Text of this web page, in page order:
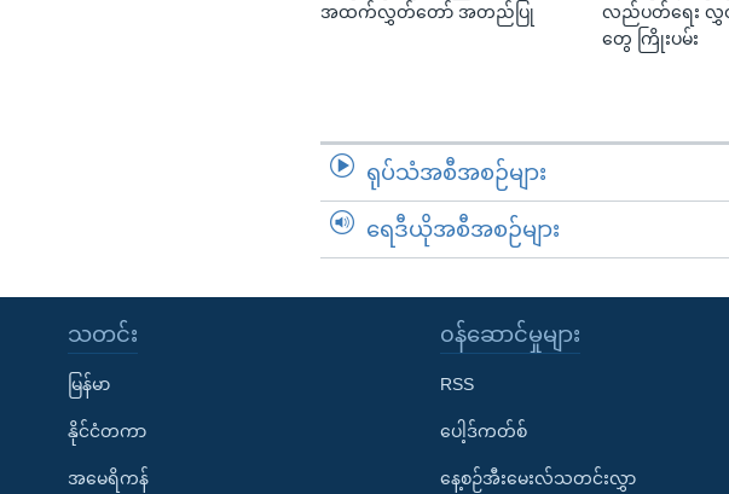
အထက်လွှတ်တော် အတည်ပြု
လည်ပတ်ရေး
တွေ ကြိုးပမ်း
ရုပ်သံအစီအစဉ်များ
ရေဒီယိုအစီအစဉ်များ
သတင်း
မြန်မာ
နိုင်ငံတကာ
အမေရိကန်
၀န်ဆောင်မှုများ
RSS
ပေါ့ဒ်ကတ်စ်
နေ့စဉ်အီးမေးလ်သတင်းလွှာ